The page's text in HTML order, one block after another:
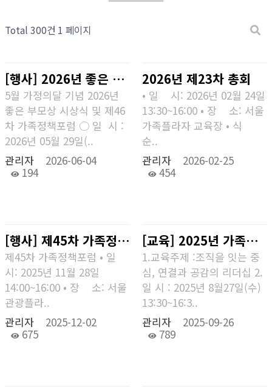
Total 300건 1 페이지
[행사] 2026년 좋은 부모상 시상식 및 제46차 가족정책포럼
5월 가정의달 기념 2026년
좋은 부모상 시상식 및 제46
차 가족정책포럼 ○ 일 시 :
2026년 05월 29일(..
관리자
2026-06-04
194
2026년 제23차 총회
• 일 시: 2026년 02월 24일
13:30~16:00 • 장 소: 서울
가족플라자 교육장 • 식
순..
관리자
2026-02-25
454
[행사] 제45차 가족정책포럼
제45차 가족정책포럼 • 일
시: 2025년 11월 28일
14:00~16:00 • 장 소: 서울
관광플라..
관리자
2025-12-02
675
[교육] 2025년 가족센터 중간관리자 역량강화 워크숍
1.교육주제 :조직을 잇는 중
심, 연결과 공감의 리더십 2.
일 시 : 2025년 8월27일(수)
13:30~16:3..
관리자
2025-09-26
789